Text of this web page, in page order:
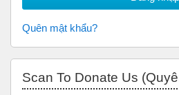
Quên mật khẩu?
Scan To Donate Us